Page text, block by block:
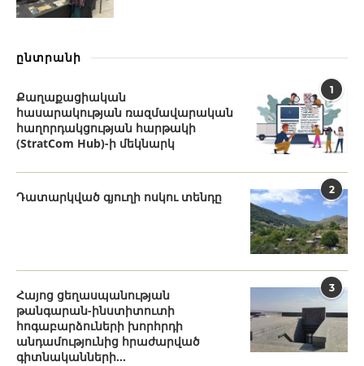
ընտրանի
1
Քաղաքացիական
հասարակության ռազմավարական
հաղորդակցության հարթակի
(StratCom Hub)-ի մեկնարկ
2
Դատարկված գյուղի ոսկու տենդը
3
Հայոց ցեղասպանության
թանգարան-ինստիտուտի
հոգաբարձուների խորհրդի
անդամությունից հրաժարված
գիտնականների...